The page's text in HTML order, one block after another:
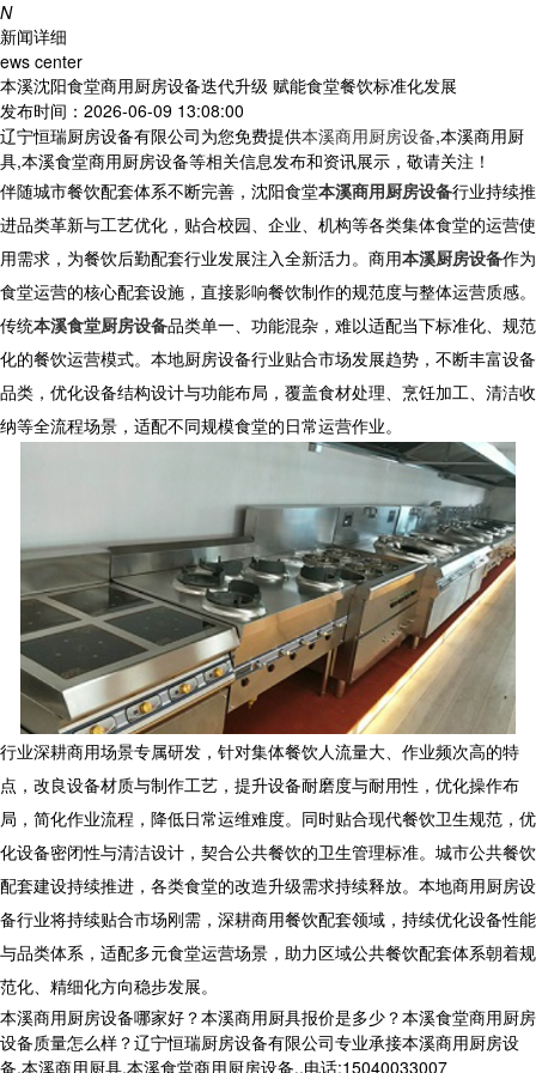
N
新闻详细
ews center
本溪沈阳食堂商用厨房设备迭代升级 赋能食堂餐饮标准化发展
发布时间：2026-06-09 13:08:00
辽宁恒瑞厨房设备有限公司为您免费提供本溪商用厨房设备,本溪商用厨
具,本溪食堂商用厨房设备等相关信息发布和资讯展示，敬请关注！
伴随城市餐饮配套体系不断完善， 沈阳食堂本溪商用厨房设备行业持续推
进品类革新与工艺优化，贴合校园、企业、机构等各类集体食堂的运营使
用需求，为餐饮后勤配套行业发展注入全新活力。 商用本溪厨房设备作为
食堂运营的核心配套设施，直接影响餐饮制作的规范度与整体运营质感。
传统本溪食堂厨房设备品类单一、功能混杂，难以适配当下标准化、规范
化的餐饮运营模式。本地厨房设备行业贴合市场发展趋势，不断丰富设备
品类，优化设备结构设计与功能布局，覆盖食材处理、烹饪加工、清洁收
纳等全流程场景，适配不同规模食堂的日常运营作业。
行业深耕商用场景专属研发，针对集体餐饮人流量大、作业频次高的特
点，改良设备材质与制作工艺，提升设备耐磨度与耐用性，优化操作布
局，简化作业流程，降低日常运维难度。同时贴合现代餐饮卫生规范，优
化设备密闭性与清洁设计，契合公共餐饮的卫生管理标准。城市公共餐饮
配套建设持续推进，各类食堂的改造升级需求持续释放。本地商用厨房设
备行业将持续贴合市场刚需，深耕商用餐饮配套领域，持续优化设备性能
与品类体系，适配多元食堂运营场景，助力区域公共餐饮配套体系朝着规
范化、精细化方向稳步发展。
本溪商用厨房设备哪家好？本溪商用厨具报价是多少？本溪食堂商用厨房
设备质量怎么样？辽宁恒瑞厨房设备有限公司专业承接本溪商用厨房设
备,本溪商用厨具,本溪食堂商用厨房设备,,电话:15040033007